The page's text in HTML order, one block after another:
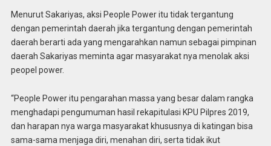
Menurut Sakariyas, aksi People Power itu tidak tergantung
dengan pemerintah daerah jika tergantung dengan pemerintah
daerah berarti ada yang mengarahkan namun sebagai pimpinan
daerah Sakariyas meminta agar masyarakat nya menolak aksi
peopel power.
“People Power itu pengarahan massa yang besar dalam rangka
menghadapi pengumuman hasil rekapitulasi KPU Pilpres 2019,
dan harapan nya warga masyarakat khususnya di katingan bisa
sama-sama menjaga diri, menahan diri, serta tidak ikut